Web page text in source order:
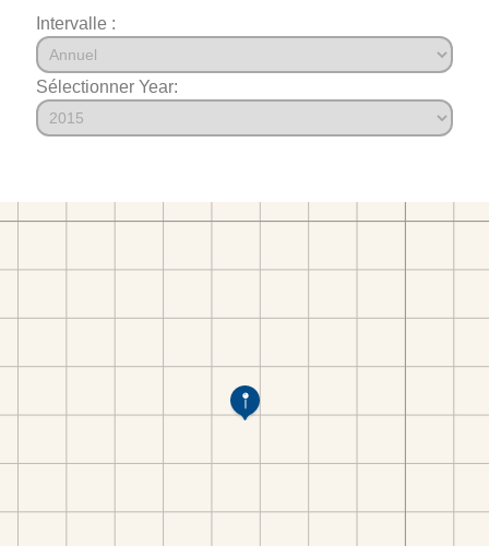
Intervalle :
Sélectionner Year: